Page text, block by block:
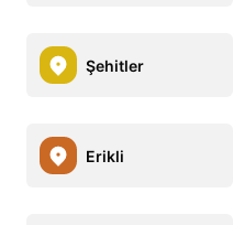
Şehitler
Erikli